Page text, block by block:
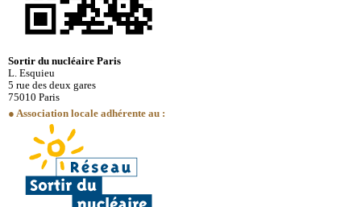
Sortir du nucléaire Paris
L. Esquieu
5 rue des deux gares
75010 Paris
● Association locale adhérente au :